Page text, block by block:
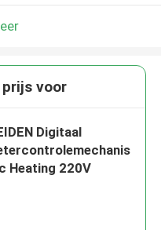
voor
Digitaal
Heating 220V